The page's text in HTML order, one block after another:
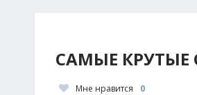
САМЫЕ
Мне нравится 0